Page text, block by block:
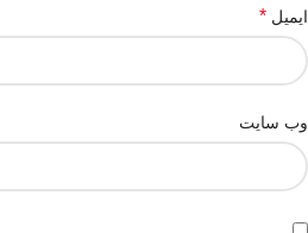
ایمیل *
وب‌ سایت